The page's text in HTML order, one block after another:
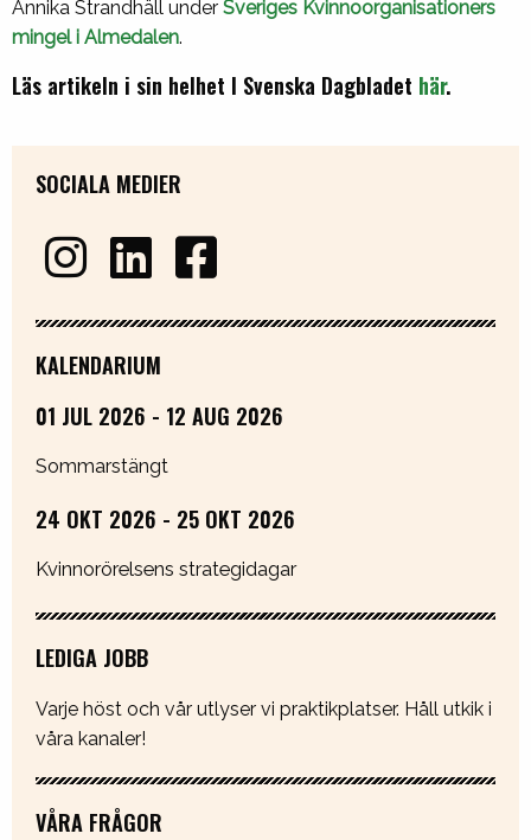
Annika Strandhäll under Sveriges Kvinnoorganisationers
mingel i Almedalen.
Läs artikeln i sin helhet I Svenska Dagbladet här.
SOCIALA MEDIER
KALENDARIUM
01 JUL 2026 - 12 AUG 2026
Sommarstängt
24 OKT 2026 - 25 OKT 2026
Kvinnorörelsens strategidagar
LEDIGA JOBB
Varje höst och vår utlyser vi praktikplatser. Håll utkik i
våra kanaler!
VÅRA FRÅGOR